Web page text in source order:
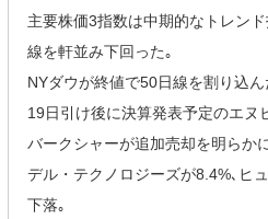
主要株価3指数は中期的なトレン
線を軒並み下回った｡
NYダウが終値で50日線を割り込
19日引け後に決算発表予定のエヌ
バークシャーが追加売却を明らか
デル・テクノロジーズが8.4%､ヒ
下落｡